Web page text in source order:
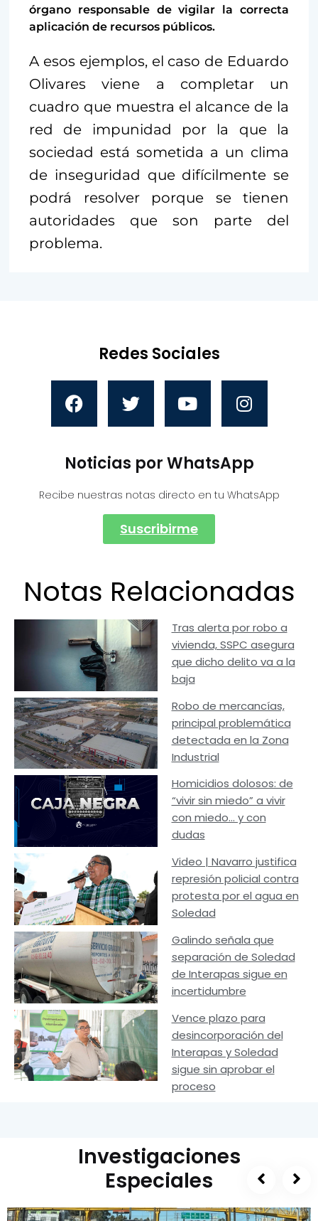
órgano responsable de vigilar la correcta
aplicación de recursos públicos.
A esos ejemplos, el caso de Eduardo
Olivares viene a completar un
cuadro que muestra el alcance de la
red de impunidad por la que la
sociedad está sometida a un clima
de inseguridad que difícilmente se
podrá resolver porque se tienen
autoridades que son parte del
problema.
Redes Sociales
Noticias por WhatsApp
Recibe nuestras notas directo en tu WhatsApp
Suscribirme
Notas Relacionadas
Tras alerta por robo a
vivienda, SSPC asegura
que dicho delito va a la
baja
Robo de mercancías,
principal problemática
detectada en la Zona
Industrial
Homicidios dolosos: de
“vivir sin miedo” a vivir
con miedo… y con
dudas
Video | Navarro justifica
represión policial contra
protesta por el agua en
Soledad
Galindo señala que
separación de Soledad
de Interapas sigue en
incertidumbre
Vence plazo para
desincorporación del
Interapas y Soledad
sigue sin aprobar el
proceso
Investigaciones
Especiales